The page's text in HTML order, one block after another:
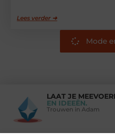
Lees verder ➜
Mode
LAAT JE
EN IDEEËN.
Trouwen in Adam